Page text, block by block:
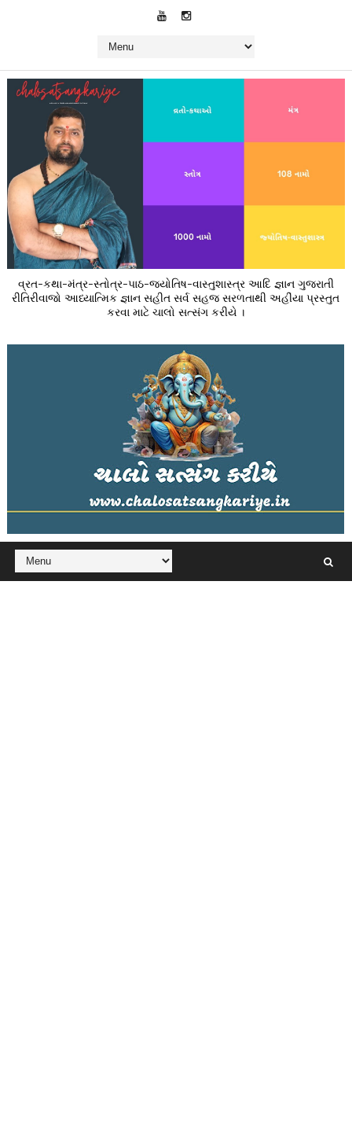
વ્રત-કથા-મંત્ર-સ્તોત્ર-પાઠ-જ્યોતિષ-વાસ્તુશાસ્ત્ર આદિ જ્ઞાન ગુજરાતી
રીતિરીવાજો આધ્યાત્મિક જ્ઞાન સહીત સર્વ સહજ સરળતાથી અહીંયા પ્રસ્તુત
કરવા માટે ચાલો સત્સંગ કરીયે ।